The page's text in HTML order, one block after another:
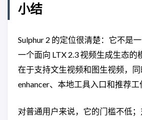
小结
Sulphur 2 的定位很清楚：它不是
一个面向 LTX 2.3 视频生成生态的
在于支持文生视频和图生视频，
enhancer、本地工具入口和推荐工
对普通用户来说，它的门槛不低